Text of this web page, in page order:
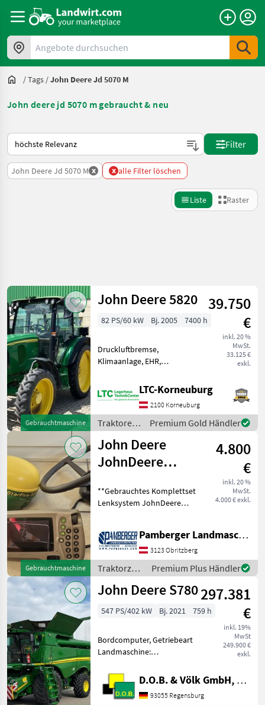
Angebote durchsuchen
/Tags /John Deere Jd 5070 M
John deere jd 5070 m gebraucht & neu
So wird auf Landwirt.com sortiert
Filter
John Deere Jd 5070 M x x alle Filter löschen
Liste Raster
Kategorie 2 Land Filter
AKTUELLER
PFAD
John
Deere
Jd
5070 M
KATEGORIE
WÄHLEN
Landtechnik
25
Forsttechnik
2
MARKTPLATZ
Marktplatz Händlerangebote Kleinanzeigen
Zurücksetzen
Ergebnisse
anzeigen
Gebrauchtmaschine
John Deere 5820
39.750
€
inkl. 20 %
MwSt.
33.125 €
exkl.
82 PS/60 kW Bj. 2005 7400 h
Druckluftbremse,
Klimaanlage, EHR,
Rücklauf, Außenbedienung
Heckzapfwelle, Radio,
Fahrzeugpapiere
vorhanden, Bolzengröße
Anhängevorrichtung (mm):
LTC-Korneuburg
2100 Korneuburg
Traktoren
/ John
Deere
Premium Gold Händler
Gebrauchtmaschine
John Deere
JohnDeere
Autotrac 200
Universal mit
4.800
€
inkl. 20 %
MwSt.
4.000 € exkl.
**Gebrauchtes Komplettset
Lenksystem JohnDeere
Starfire 3000 auf SF1
-)GreenStar 1800 Display
-)Lenkradmotor
Pamberger Landmaschinentechnik GmbH
3123 Obritzberg
Traktorzubehör
/ John
Deere
Premium Plus Händler
John Deere S780297.381
€
inkl. 19%
MwSt
249.900 €
exkl.
547 PS/402 kW Bj. 2021 759 h
Bordcomputer, Getriebeart
Landmaschine:
Ertragsmessung-GPS,
Kabine, Klimaanlage,
Strohhäcksler Bereifung
D.O.B. & Völk GmbH, Filiale Regensburg
93055 Regensburg